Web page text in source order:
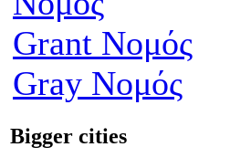
Grant Νομός
Gray Νομός
Bigger cities